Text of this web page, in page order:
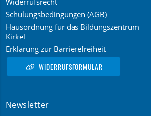
Widerrufsrecht
Schulungsbedingungen (AGB)
Hausordnung für das Bildungszentrum
Kirkel
Erklärung zur Barrierefreiheit
WIDERRUFSFORMULAR
Newsletter